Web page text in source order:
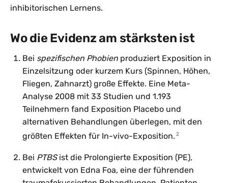
inhibitorischen Lernens.
Wo die Evidenz am stärksten ist
Bei spezifischen Phobien produziert Exposition in
Einzelsitzung oder kurzem Kurs (Spinnen, Höhen,
Fliegen, Zahnarzt) große Effekte. Eine Meta-
Analyse 2008 mit 33 Studien und 1.193
Teilnehmern fand Exposition Placebo und
alternativen Behandlungen überlegen, mit den
größten Effekten für In-vivo-Exposition. 2
Bei PTBSist die Prolongierte Exposition (PE),
entwickelt von Edna Foa, eine der führenden